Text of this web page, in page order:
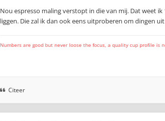
Nou espresso maling verstopt in die van mij. Dat weet
liggen. Die zal ik dan ook eens uitproberen om dingen
Numbers are good but never loose the focus, a quality cup profile is
Citeer